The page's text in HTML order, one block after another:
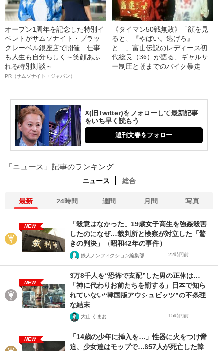
オープン1周年を記念した特別イ
ベントがサムソナイト・ブラッ
クレーベル銀座店で開催 仕事
も人生も自分らしく～笑顔あふ
れる特別対談～
PR（サムソナイト・ジャパン）
《タイマン50戦無敗》「顔を見
ると、『やばい。逃げろ』
と…」富山伝説のレディース初
代総長（36）が語る、ギャルサ
ー制圧と朝までのバイク暴走
X(旧Twitter)をフォローして最新記事
をいち早く読もう
週刊文春をフォロー
「ニュース」記事のランキング
ニュース 総合
最新 24時間 週間 月間 写真
NEW
「殺意はなかった」19歳女子高生を強姦殺害
したのになぜ…裁判所と検察が対立した「驚
きの判決」（昭和42年の事件）
鉄人ノンフィクション編集部 22時間前
NEW
3万8千人を“恐怖で支配”した男の正体は…
「神に代わりお前たちを罰する」日本で知ら
れていない“韓国版アウシュビッツ”の不条理
な結末
大山 くまお 15時間前
NEW
「14歳の少年に挿入を…」性器に火をつけ脅
迫、少女達はモップで…657人が死亡した韓